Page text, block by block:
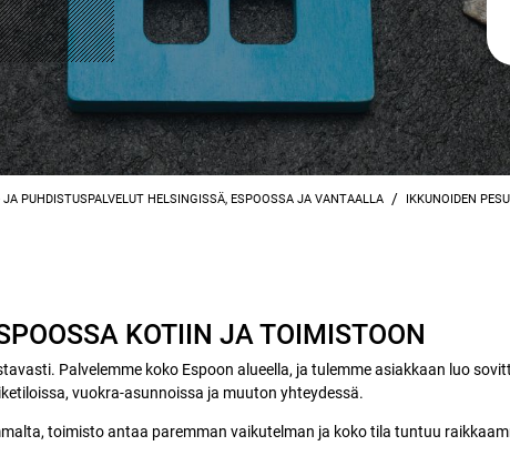
JA PUHDISTUSPALVELUT HELSINGISSÄ, ESPOOSSA JA VANTAALLA / IKKUNOIDEN
KOTIIN JA TOIMISTOON
Palvelemme koko Espoon alueella, ja tulemme asiakkaan luo
vuokra-asunnoissa ja muuton yhteydessä.
toimisto antaa paremman vaikutelman ja koko tila tuntuu